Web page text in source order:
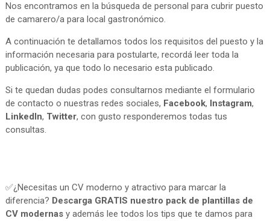
Nos encontramos en la búsqueda de personal para cubrir puesto
de camarero/a para local gastronómico.
A continuación te detallamos todos los requisitos del puesto y la
información necesaria para postularte, recordá leer toda la
publicación, ya que todo lo necesario esta publicado.
Si te quedan dudas podes consultarnos mediante el formulario
de contacto o nuestras redes sociales, Facebook, Instagram,
LinkedIn, Twitter, con gusto responderemos todas tus
consultas.
✅¿Necesitas un CV moderno y atractivo para marcar la
diferencia? Descarga GRATIS nuestro pack de plantillas de
CV modernasy además lee todos los tips que te damos para